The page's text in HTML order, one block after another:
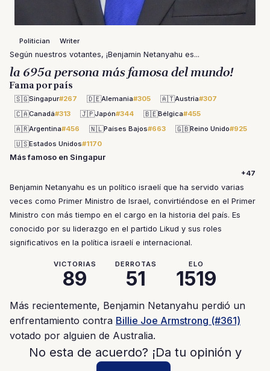
Politician Writer
Según nuestros votantes, ¡Benjamin Netanyahu es...
la 695a persona más famosa del mundo!
Fama por país
🇸🇬Singapur#267 🇩🇪Alemania#305 🇦🇹Austria#307
🇨🇦Canadá#313 🇯🇵Japón#344 🇧🇪Bélgica#455
🇦🇷Argentina#456 🇳🇱Países Bajos#663 🇬🇧Reino Unido#925
🇺🇸Estados Unidos#1170
Más famoso en Singapur
+47
Benjamin Netanyahu es un político israelí que ha servido varias
veces como Primer Ministro de Israel, convirtiéndose en el Primer
Ministro con más tiempo en el cargo en la historia del país. Es
conocido por su liderazgo en el partido Likud y sus roles
significativos en la política israelí e internacional.
VICTORIAS
89
DERROTAS
51
ELO
1519
Más recientemente, Benjamin Netanyahu perdió un
enfrentamiento contra Billie Joe Armstrong (#361)
votado por alguien de Australia.
No esta de acuerdo? ¡Da tu opinión y